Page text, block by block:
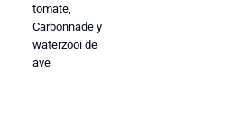
tomate,
Carbonnade y
waterzooi de
ave